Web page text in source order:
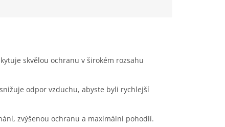
skvělou ochranu v širokém rozsahu
odpor vzduchu, abyste byli rychlejší
zvýšenou ochranu a maximální pohodlí.